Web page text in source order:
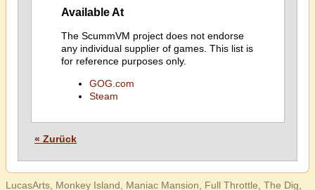
Available At
The ScummVM project does not endorse
any individual supplier of games. This list is
for reference purposes only.
GOG.com
Steam
« Zurück
LucasArts, Monkey Island, Maniac Mansion, Full Throttle, The Dig,